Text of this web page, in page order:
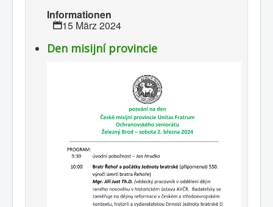
Informationen
15 März 2024
Den misijní provincie